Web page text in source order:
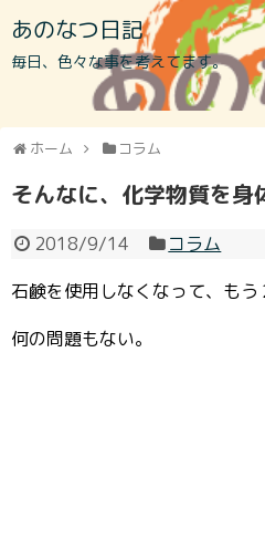
あのなつ日記
毎日、色々な事を考えてます。
ホーム コラム
そんなに、化学物質を身
2018/9/14
コラム
石鹸を使用しなくなって、もう
何の問題もない。